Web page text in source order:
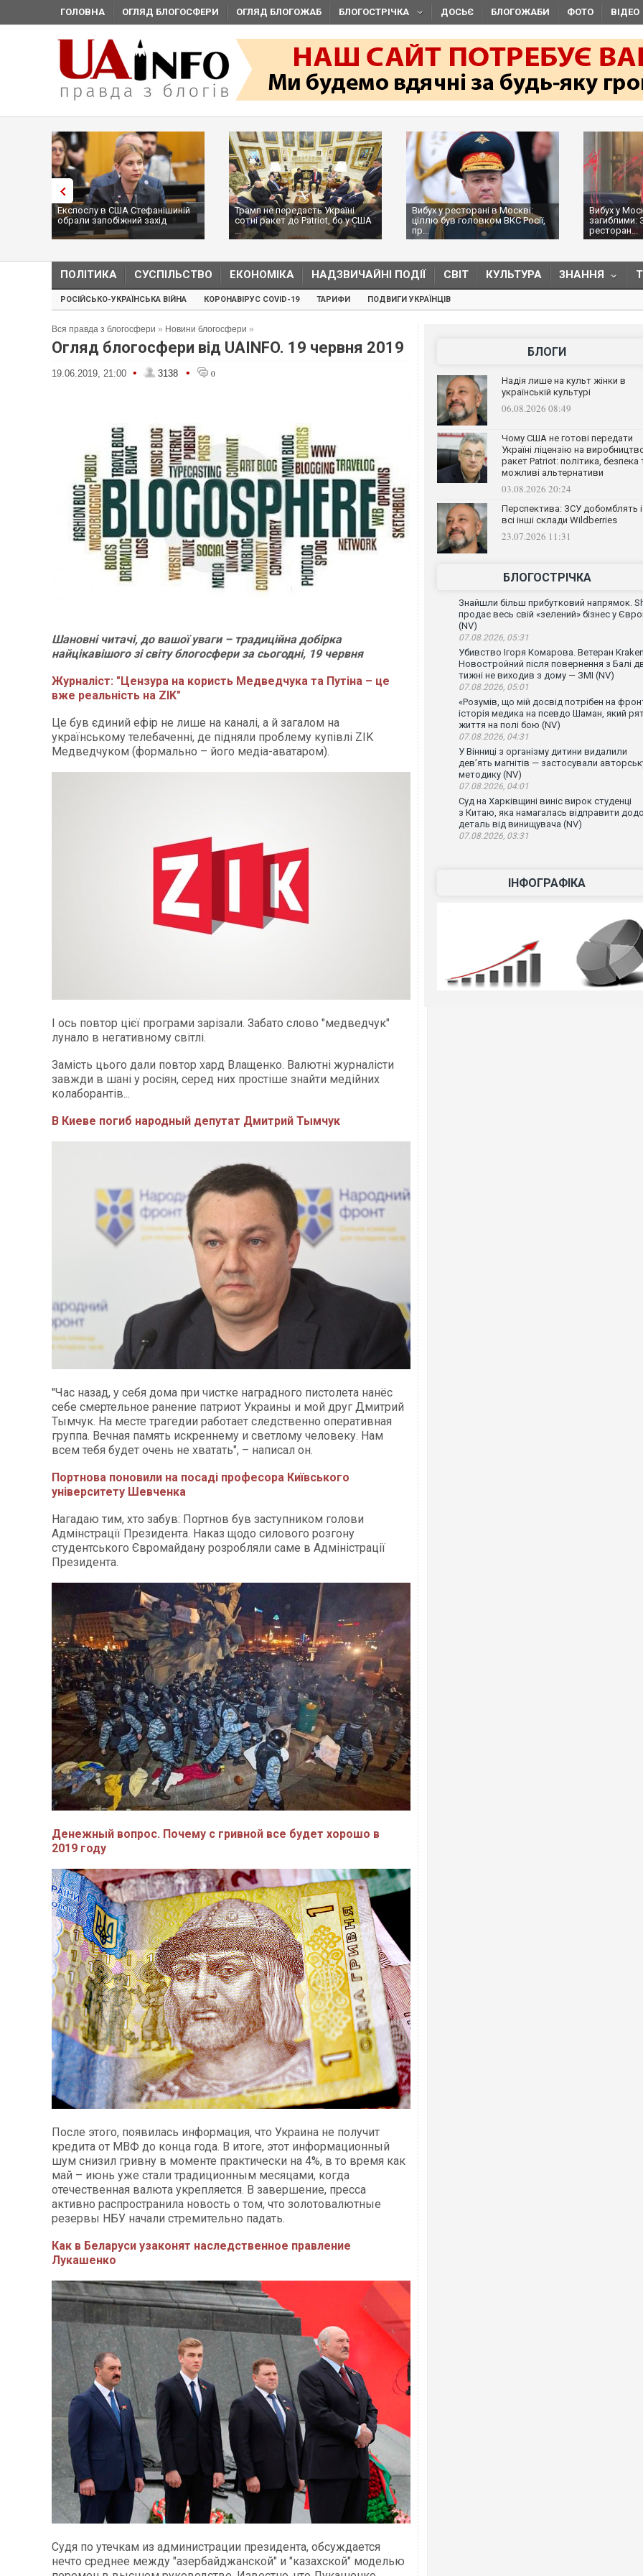
ГОЛОВНА ОГЛЯД БЛОГОСФЕРИ ОГЛЯД БЛОГОЖАБ БЛОГОСТРІЧКА ДОСЬЄ БЛОГОЖАБИ ФОТО ВІДЕО
Експослу в США Стефанішиній
обрали запобіжний захід
Трамп не передасть Україні
сотні ракет до Patriot, бо у США
...
Вибух у ресторані в Москві:
ціллю був головком ВКС Росії,
пр...
Вибух у
загиблими:
ресторан...
ПОЛІТИКА СУСПІЛЬСТВО ЕКОНОМІКА НАДЗВИЧАЙНІ ПОДІЇ СВІТ КУЛЬТУРА ЗНАННЯ
РОСІЙСЬКО-УКРАЇНСЬКА ВІЙНА КОРОНАВІРУС COVID-19 ТАРИФИ ПОДВИГИ УКРАЇНЦІВ
Вся правда з блогосфери » Новини блогосфери »
Огляд блогосфери від UAINFO. 19 червня 2019
19.06.2019, 21:00 • 3138 • 0
Шановні читачі, до вашої уваги – традиційна добірка
найцікавішого зі світу блогосфери за сьогодні, 19 червня
Журналіст: "Цензура на користь Медведчука та Путіна – це
вже реальність на ZIK"
Це був єдиний ефір не лише на каналі, а й загалом на
українському телебаченні, де підняли проблему купівлі ZIK
Медведчуком (формально – його медіа-аватаром).
І ось повтор цієї програми зарізали. Забато слово "медведчук"
лунало в негативному світлі.
Замість цього дали повтор хард Влащенко. Валютні журналісти
завжди в шані у росіян, серед них простіше знайти медійних
колаборантів...
В Киеве погиб народный депутат Дмитрий Тымчук
"Час назад, у себя дома при чистке наградного пистолета нанёс
себе смертельное ранение патриот Украины и мой друг Дмитрий
Тымчук. На месте трагедии работает следственно оперативная
группа. Вечная память искреннему и светлому человеку. Нам
всем тебя будет очень не хватать", – написал он.
Портнова поновили на посаді професора Київського
університету Шевченка
Нагадаю тим, хто забув: Портнов був заступником голови
Адмінстрації Президента. Наказ щодо силового розгону
студентського Євромайдану розробляли саме в Адміністрації
Президента.
Денежный вопрос. Почему с гривной все будет хорошо в
2019 году
После этого, появилась информация, что Украина не получит
кредита от МВФ до конца года. В итоге, этот информационный
шум снизил гривну в моменте практически на 4%, в то время как
май – июнь уже стали традиционным месяцами, когда
отечественная валюта укрепляется. В завершение, пресса
активно распространила новость о том, что золотовалютные
резервы НБУ начали стремительно падать.
Как в Беларуси узаконят наследственное правление
Лукашенко
Судя по утечкам из администрации президента, обсуждается
нечто среднее между "азербайджанской" и "казахской" моделью
БЛОГИ
Надія лише на культ жінки в
українській культурі
06.08.2026 08:49
Чому США не готові передати
Україні ліцензію на
ракет Patriot: політика, безпека
можливі альтернативи
03.08.2026 20:24
Перспектива: ЗСУ добомблять і
всі інші склади Wildberries
23.07.2026 11:31
БЛОГОСТРІЧКА
Знайшли більш прибутковий напрямок.
продає весь свій «зелений» бізнес у
(NV)
07.08.2026, 05:31
Убивство Ігоря Комарова. Ветеран Kraken
Новостройний після повернення з Балі
тижні не виходив з дому — ЗМІ (NV)
07.08.2026, 05:01
«Розумів, що мій досвід потрібен на
історія медика на псевдо Шаман, який
життя на полі бою (NV)
07.08.2026, 04:31
У Вінниці з організму дитини видалили
дев’ять магнітів — застосували
методику (NV)
07.08.2026, 04:01
Суд на Харківщині виніс вирок студенці
з Китаю, яка намагалась відправити
деталь від винищувача (NV)
07.08.2026, 03:31
ІНФОГРАФІКА